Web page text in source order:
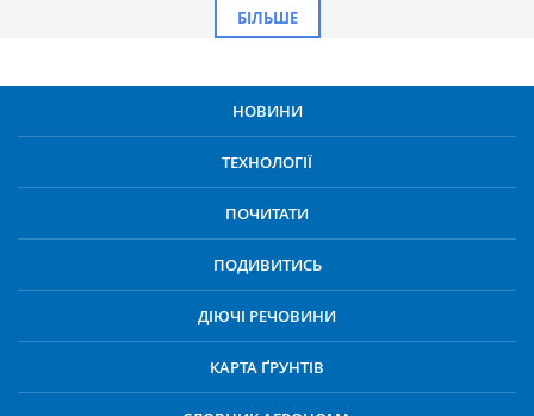
БІЛЬШЕ
НОВИНИ
ТЕХНОЛОГІЇ
ПОЧИТАТИ
ПОДИВИТИСЬ
ДІЮЧІ РЕЧОВИНИ
КАРТА ҐРУНТІВ